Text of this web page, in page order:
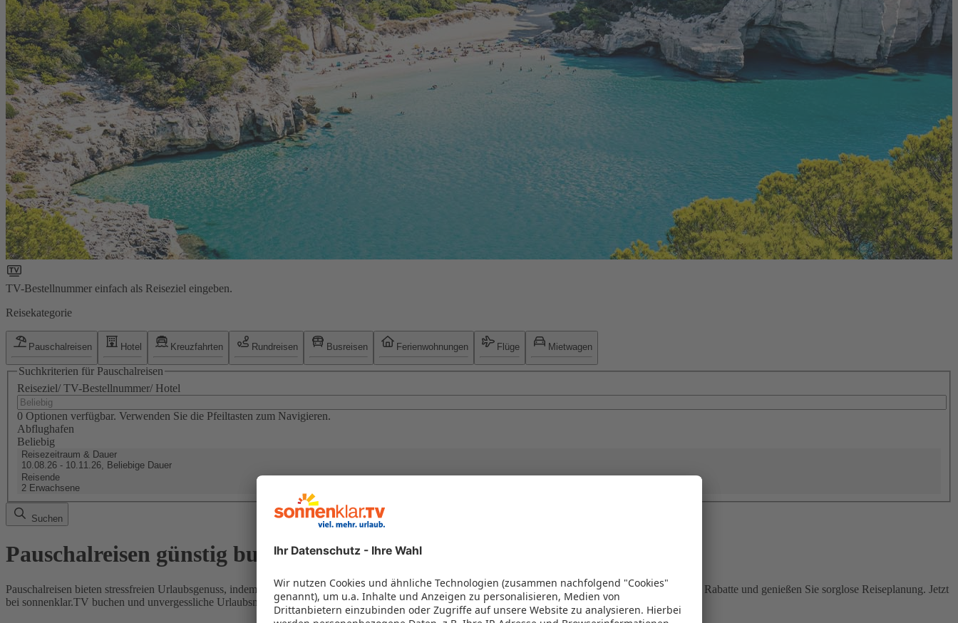
TV-Bestellnummer einfach als Reiseziel eingeben.
Reisekategorie
Pauschalreisen Hotel Kreuzfahrten Rundreisen Busreisen Ferienwohnungen Flüge Mietwagen
Suchkriterien für Pauschalreisen
Reiseziel/ TV-Bestellnummer/ Hotel
0 Optionen verfügbar. Verwenden Sie die Pfeiltasten zum Navigieren.
Abflughafen
Beliebig
Reisezeitraum & Dauer
10.08.26 - 10.11.26, Beliebige Dauer
Reisende
2 Erwachsene
Suchen
Pauschalreisen günstig buchen
Pauschalreisen bieten stressfreien Urlaubsgenuss, indem Flug und Hotel in einem Paket kombiniert werden – das spart Zeit und Geld. Nutzen Sie attraktive Rabatte und genießen Sie sorglose Reiseplanung. Jetzt
bei sonnenklar.TV buchen und unvergessliche Urlaubsmomente erleben!